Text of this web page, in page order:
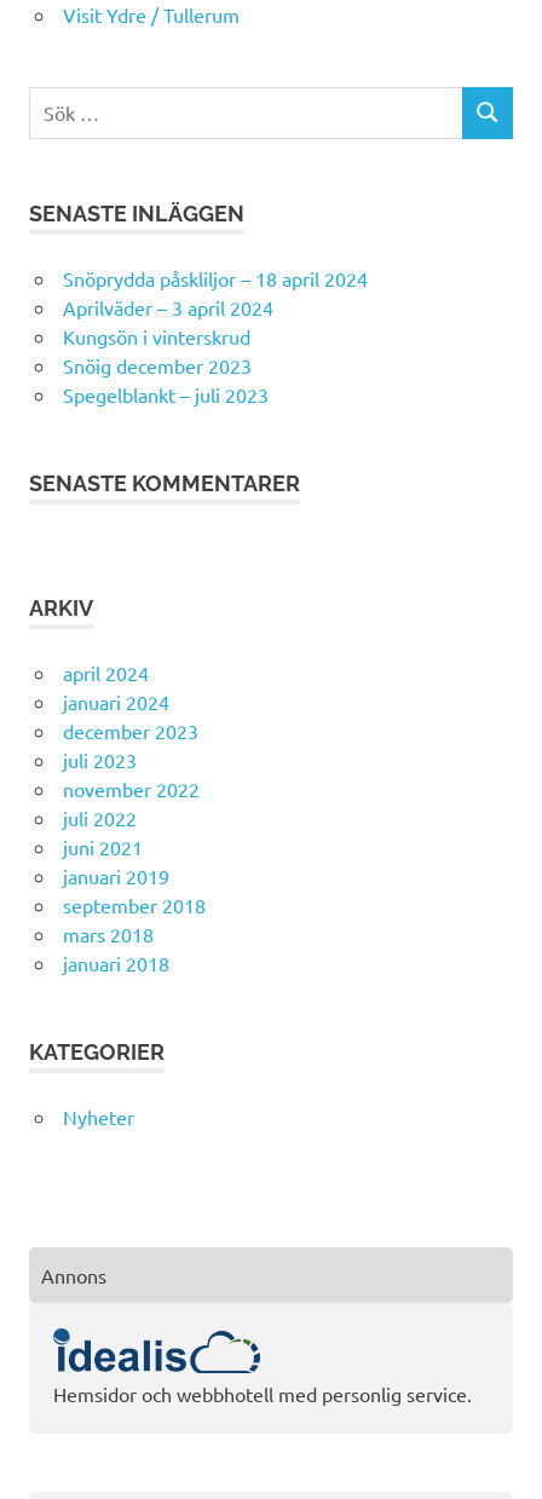
Visit Ydre / Tullerum
efter:
SÖK
SENASTE INLÄGGEN
Snöprydda påskliljor – 18 april 2024
Aprilväder – 3 april 2024
Kungsön i vinterskrud
Snöig december 2023
Spegelblankt – juli 2023
SENASTE KOMMENTARER
ARKIV
april 2024
januari 2024
december 2023
juli 2023
november 2022
juli 2022
juni 2021
januari 2019
september 2018
mars 2018
januari 2018
KATEGORIER
Nyheter
Annons
Hemsidor och webbhotell med personlig service.